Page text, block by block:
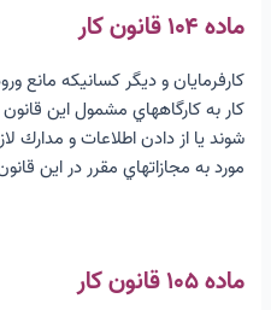
ماده ۱۰۴ قانون کار
کارفرمایان و دیگر کسانیکه مانع
کار به کارگاههاي مشمول این
شوند یا از دادن اطلاعات و مدارك
مورد به مجازاتهاي مقرر در این
ماده ۱۰۵ قانون کار